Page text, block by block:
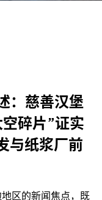
：慈善汉堡
碎片”证实
纸浆厂前
区的新闻焦点，既